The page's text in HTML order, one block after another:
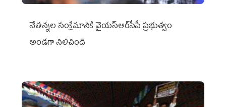
నేతన్నల సంక్షేమానికి వైయ‌స్ఆర్‌సీపీ ప్రభుత్వం
అండగా నిలిచింది